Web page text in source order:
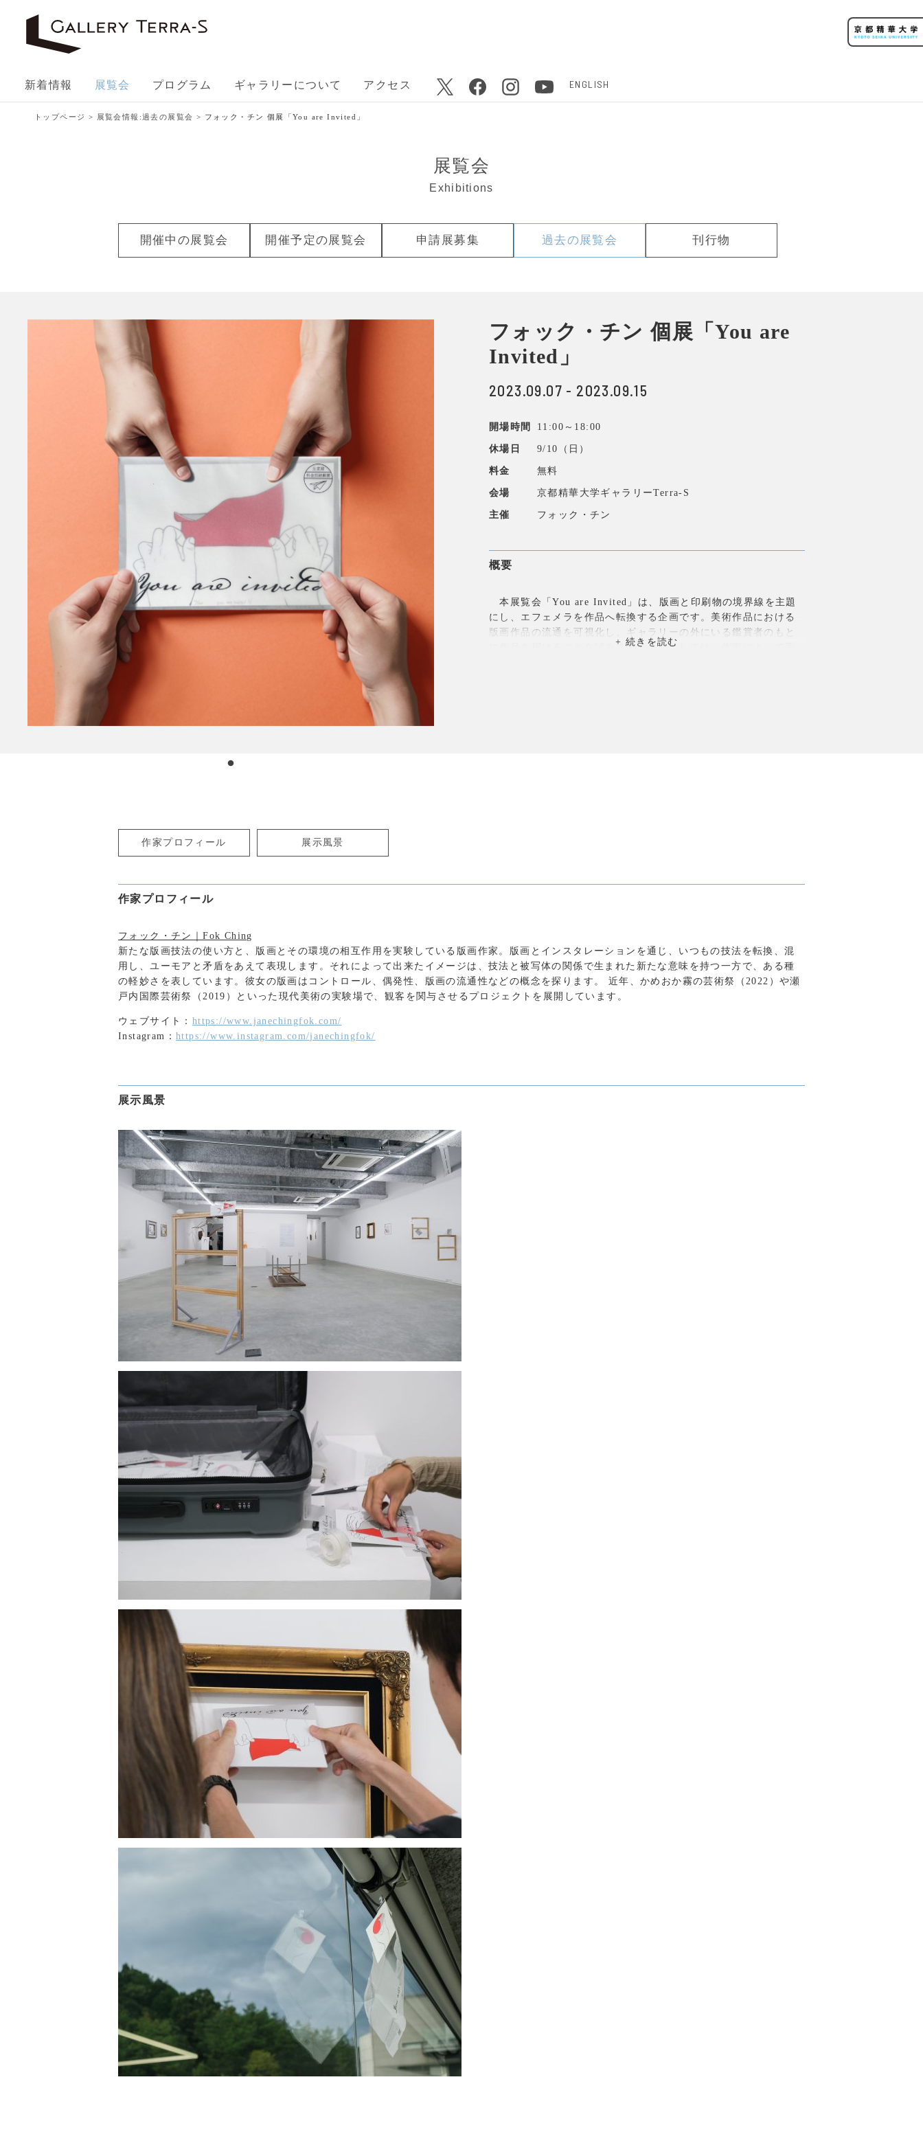
新着情報 展覧会 プログラム ギャラリーについて アクセス ENGLISH
トップページ > 展覧会情報:過去の展覧会 > フォック・チン 個展「You are Invited」
展覧会
Exhibitions
開催中の展覧会 開催予定の展覧会 申請展募集 過去の展覧会 刊行物
フォック・チン 個展「You are
Invited」
2023.09.07 - 2023.09.15
開場時間 11:00～18:00
休場日 9/10（日）
料金 無料
会場 京都精華大学ギャラリーTerra-S
主催 フォック・チン
概要
本展覧会「You are Invited 」は、版画と印刷物の境界線を主題
にし、エフェメラを作品へ転換する企画です。美術作品における
版画作品の流通を可視化し、ギャラリーの外にいる鑑賞者のもと
に作品を届けることを試みます。手法としては、作家によって手
作家プロフィール 展示風景
作家プロフィール
フォック・チン｜Fok Ching
新たな版画技法の使い方と、版画とその環境の相互作用を実験している版画作家。版画とインスタレーションを通じ、いつもの技法を転換、混
用し、ユーモアと矛盾をあえて表現します。それによって出来たイメージは、技法と被写体の関係で生まれた新たな意味を持つ一方で、ある種
の軽妙さを表しています。彼女の版画はコントロール、偶発性、版画の流通性などの概念を探ります。 近年、かめおか霧の芸術祭（2022）や瀬
戸内国際芸術祭（2019）といった現代美術の実験場で、観客を関与させるプロジェクトを展開しています。
ウェブサイト： https://www.janechingfok.com/
Instagram：https://www.instagram.com/janechingfok/
展示風景